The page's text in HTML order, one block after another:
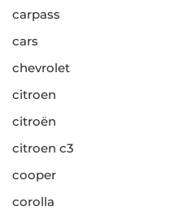
carpass
cars
chevrolet
citroen
citroën
citroen c3
cooper
corolla